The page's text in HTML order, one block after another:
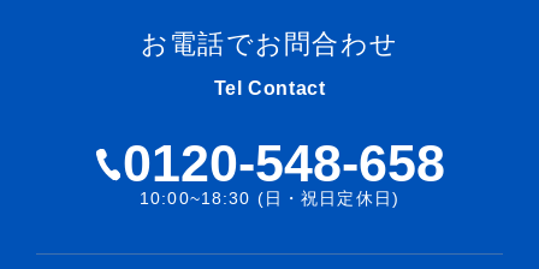
お電話でお問合わせ
Tel Contact
0120-548-658
10:00~18:30 (日・祝日定休日)